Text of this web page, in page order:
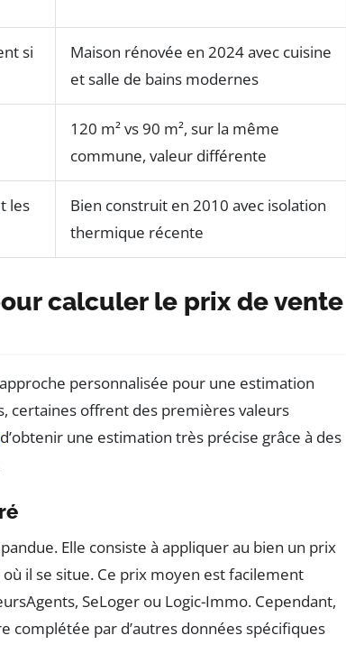
si
Maison rénovée en 2024 avec cuisine
et salle de bains modernes
120 m² vs 90 m², sur la même
commune, valeur différente
les
Bien construit en 2010 avec isolation
thermique récente
calculer le prix de vente
personnalisée pour une estimation
certaines offrent des premières valeurs
d’obtenir une estimation très précise grâce à des
Elle consiste à appliquer au bien un prix
il se situe. Ce prix moyen est facilement
SeLoger ou Logic-Immo. Cependant,
par d’autres données spécifiques